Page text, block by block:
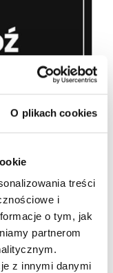
O plikach cookies
treści
i
o tym, jak
partnerom
z innymi danymi